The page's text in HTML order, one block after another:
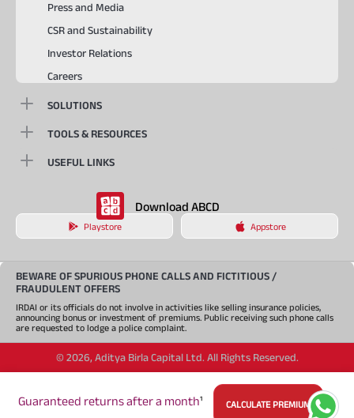
Guaranteed returns after a month¹ CALCULATE PREMIUM
Press and Media
CSR and Sustainability
Investor Relations
Careers
SOLUTIONS
TOOLS & RESOURCES
USEFUL LINKS
Download ABCD
Playstore Appstore
BEWARE OF SPURIOUS PHONE CALLS AND FICTITIOUS /
FRAUDULENT OFFERS
IRDAI or its officials do not involve in activities like selling insurance policies,
announcing bonus or investment of premiums. Public receiving such phone calls
are requested to lodge a police complaint.
© 2026, Aditya Birla Capital Ltd. All Rights Reserved.